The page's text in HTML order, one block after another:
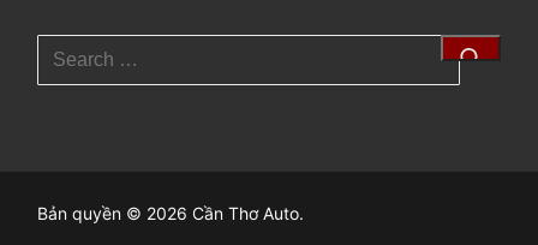
Tìm
kiếm
Bản quyền © 2026 Cần Thơ Auto.